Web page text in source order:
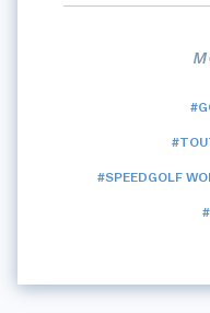
#SPEEDGOLF